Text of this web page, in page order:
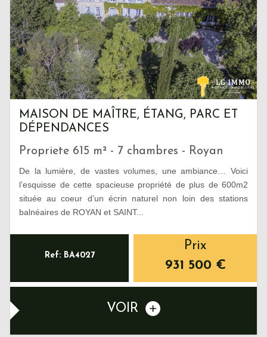
MAISON DE MAÎTRE, ÉTANG, PARC ET
DÉPENDANCES
Propriete 615 m² - 7 chambres - Royan
De la lumière, de vastes volumes, une ambiance… Voici
l’esquisse de cette spacieuse propriété de plus de 600m2
située au coeur d’un écrin naturel non loin des stations
balnéaires de ROYAN et SAINT...
Ref: BA4027
Prix
931 500 €
VOIR